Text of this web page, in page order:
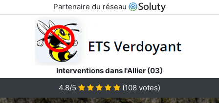
Partenaire du réseau
Interventions dans l'Allier (03)
4.8/5
(108 votes)